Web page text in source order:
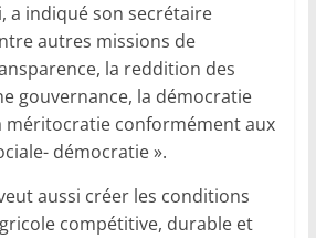
a indiqué son secrétaire
autres missions de
la reddition des
gouvernance, la démocratie
méritocratie conformément aux
démocratie ».
aussi créer les conditions
compétitive, durable et